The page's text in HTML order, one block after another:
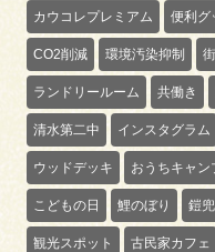
カウコレプレミアム 便利グ
CO2削減 環境汚染抑制
ランドリールーム 共働き
清水第二中 インスタグラム
ウッドデッキ おうちキャン
こどもの日 鯉のぼり 鎧兜
観光スポット 古民家カフェ